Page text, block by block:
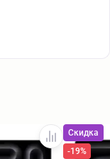
Скидка
-19%